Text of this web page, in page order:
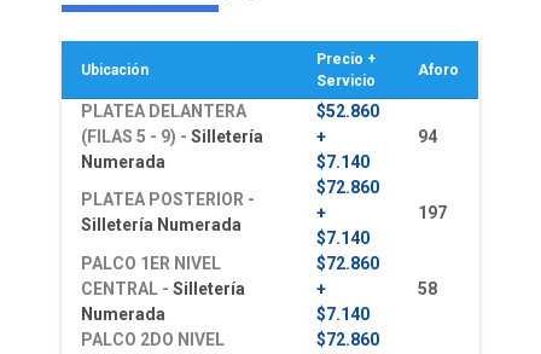
Ubicación
Precio +
Servicio
Aforo
PLATEA DELANTERA
(FILAS 5 - 9) -Silletería
Numerada
$52.860
+
$7.140
94
PLATEA POSTERIOR -
Silletería Numerada
$72.860
+
$7.140
197
PALCO 1ER NIVEL
CENTRAL -Silletería
Numerada
$72.860
+
$7.140
58
PALCO 2DO NIVEL
$72.860